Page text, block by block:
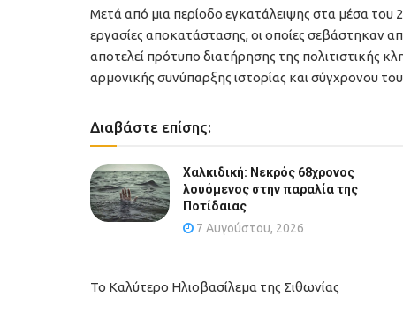
Μετά από μια περίοδο εγκατάλειψης στα μέσα του
εργασίες αποκατάστασης, οι οποίες σεβάστηκαν
αποτελεί πρότυπο διατήρησης της πολιτιστικής
αρμονικής συνύπαρξης ιστορίας και σύγχρονου
Διαβάστε επίσης:
Χαλκιδική: Νεκρός 68χρονος
λουόμενος στην παραλία της
Ποτίδαιας
7 Αυγούστου, 2026
Το Καλύτερο Ηλιοβασίλεμα της Σιθωνίας